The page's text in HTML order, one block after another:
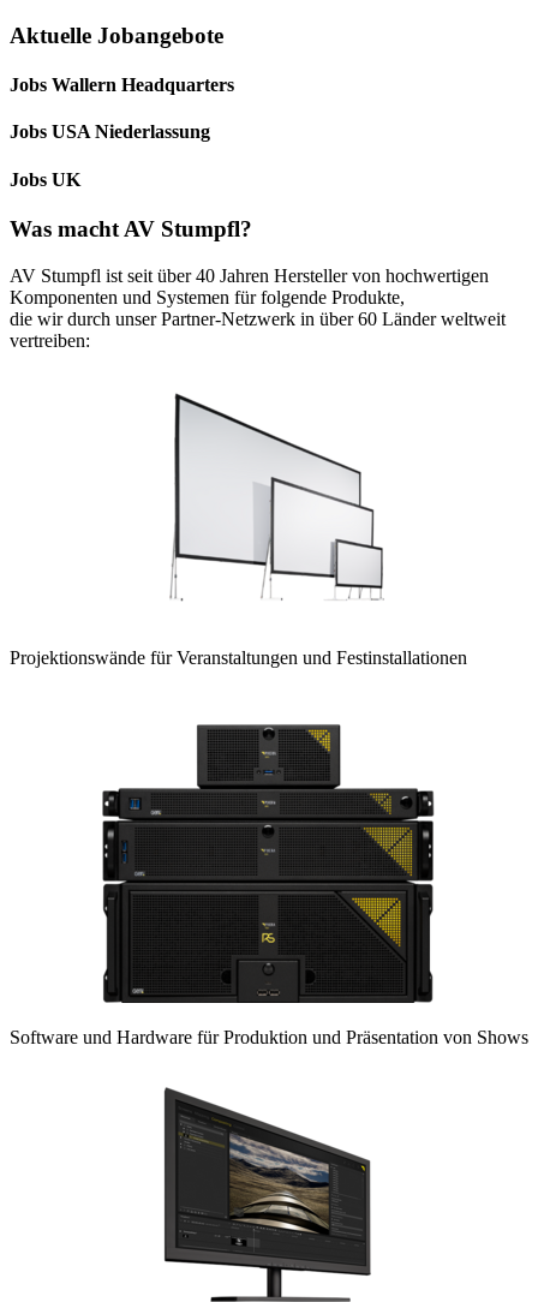
Aktuelle Jobangebote
Jobs Wallern Headquarters
Jobs USA Niederlassung
Jobs UK
Was macht AV Stumpfl?
AV Stumpfl ist seit über 40 Jahren Hersteller von hochwertigen
Komponenten und Systemen für folgende Produkte,
die wir durch unser Partner-Netzwerk in über 60 Länder weltweit
vertreiben:
Projektionswände für Veranstaltungen und Festinstallationen
Software und Hardware für Produktion und Präsentation von Shows